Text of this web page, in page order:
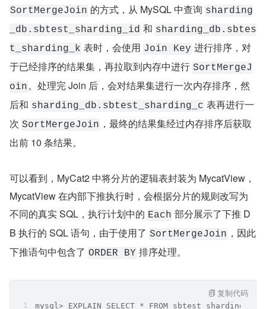
SortMergeJoin 的方式，从 MySQL 中查询 sharding
_db.sbtest_sharding_id 和 sharding_db.sbtes
t_sharding_k 表时，会使用 Join Key 进行排序，对
于已经排序的结果集，再拉取到内存中进行 SortMergeJ
oin。处理完 Join 后，会对结果集进行一次内存排序，然
后和 sharding_db.sbtest_sharding_c 表再进行一
次 SortMergeJoin ，最终的结果集经过内存排序后获取
出前 10 条结果。
可以看到，MyCat2 中将分片的逻辑表封装为 MycatView，
MycatView 在内部下推执行时，会根据分片的规则改写为
不同的真实 SQL，执行计划中的 Each 部分展示了下推 D
B 执行的 SQL 语句，由于使用了 SortMergeJoin ，因此
下推语句中包含了 ORDER BY 排序处理。
mysql> EXPLAIN SELECT * FROM
复制代码